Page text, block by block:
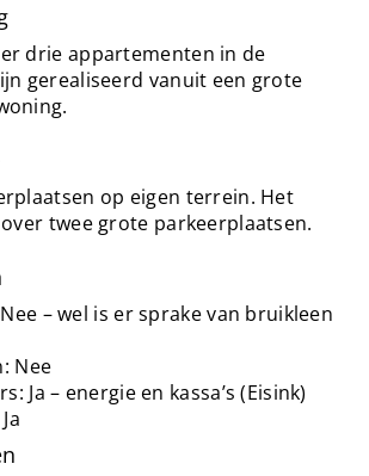
drie appartementen in de
gerealiseerd vanuit een grote
op eigen terrein. Het
twee grote parkeerplaatsen.
– wel is er sprake van bruikleen
Nee
Ja – energie en kassa’s (Eisink)